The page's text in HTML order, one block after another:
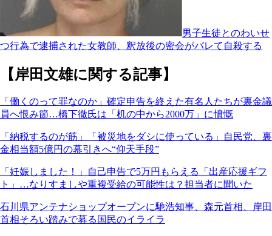
男子生徒とのわいせ
つ行為で逮捕された女教師、釈放後の密会がバレて自殺する
【岸田文雄に関する記事】
「働くのって罪なのか」確定申告を終えた有名人たちが裏金議
員へ恨み節…橋下徹氏は「机の中から2000万」に憤慨
「納税するのが筋」「被災地をダシに使っている」自民党、裏
金相当額5億円の幕引きへ“仰天手段”
「妊娠しました！」自己申告で5万円もらえる「出産応援ギフ
ト」…なりすましや重複受給の可能性は？担当者に聞いた
石川県アンテナショップオープンに馳浩知事、森元首相、岸田
首相そろい踏みで募る国民のイライラ